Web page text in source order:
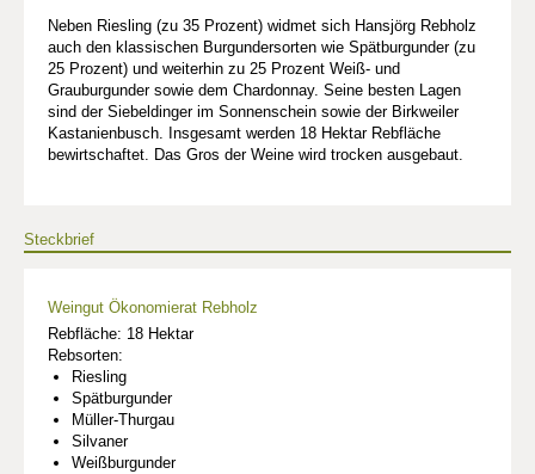
Neben Riesling (zu 35 Prozent) widmet sich Hansjörg Rebholz
auch den klassischen Burgundersorten wie Spätburgunder (zu
25 Prozent) und weiterhin zu 25 Prozent Weiß- und
Grauburgunder sowie dem Chardonnay. Seine besten Lagen
sind der Siebeldinger im Sonnenschein sowie der Birkweiler
Kastanienbusch. Insgesamt werden 18 Hektar Rebfläche
bewirtschaftet. Das Gros der Weine wird trocken ausgebaut.
Steckbrief
Weingut Ökonomierat Rebholz
Rebfläche: 18 Hektar
Rebsorten:
Riesling
Spätburgunder
Müller-Thurgau
Silvaner
Weißburgunder